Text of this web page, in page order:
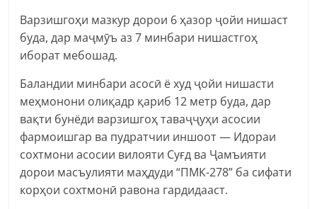
Варзишгоҳи мазкур дорои 6 ҳазор ҷойи нишаст
буда, дар маҷмӯъ аз 7 минбари нишастгоҳ
иборат мебошад.
Баландии минбари асосӣ ё худ ҷойи нишасти
меҳмонони олиқадр қариб 12 метр буда, дар
вақти бунёди варзишгоҳ таваҷҷуҳи асосии
фармоишгар ва пудратчии иншоот — Идораи
сохтмони асосии вилояти Суғд ва Ҷамъияти
дорои масъулияти маҳдуди “ПМК-278” ба сифати
корҳои сохтмонӣ равона гардидааст.